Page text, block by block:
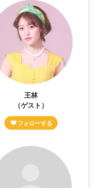
王林
（ゲスト）